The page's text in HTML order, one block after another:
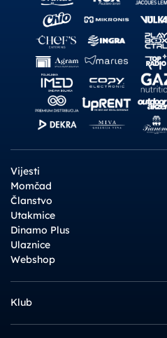
Vijesti
Momčad
Članstvo
Utakmice
Dinamo Plus
Ulaznice
Webshop
Klub